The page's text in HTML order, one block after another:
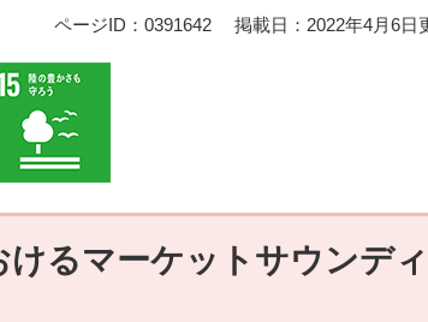
ページID：0391642 掲載日：2022年4月6日
けるマーケットサウンデ